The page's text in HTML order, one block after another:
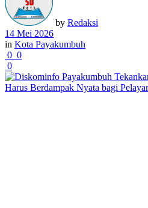
by Redaksi
14 Mei 2026
in Kota Payakumbuh
0 0
0